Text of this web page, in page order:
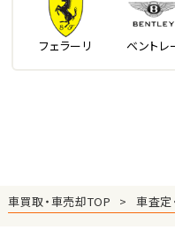
フェラーリ ベントレ
車買取・車売却TOP 車査定